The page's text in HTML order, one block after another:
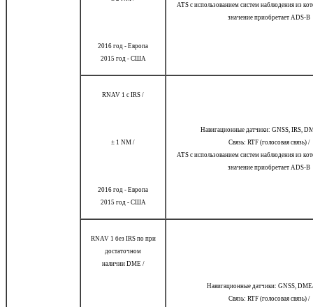
2016 год - Европа
2015 год - США
ATS с использованием систем наблюдения из
значение приобретает ADS-B
RNAV 1 с IRS /
± 1 NM /
2016 год - Европа
2015 год - США
Навигационные датчики: GNSS, IRS,
Связь: RTF (голосовая связь) /
ATS с использованием систем наблюдения из
значение приобретает ADS-B
RNAV 1 без IRS по при
достаточном
наличии DME /
Навигационные датчики: GNSS,
Связь: RTF (голосовая связь) /